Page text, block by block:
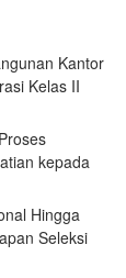
Kantor
Kelas II
kepada
Hingga
Seleksi